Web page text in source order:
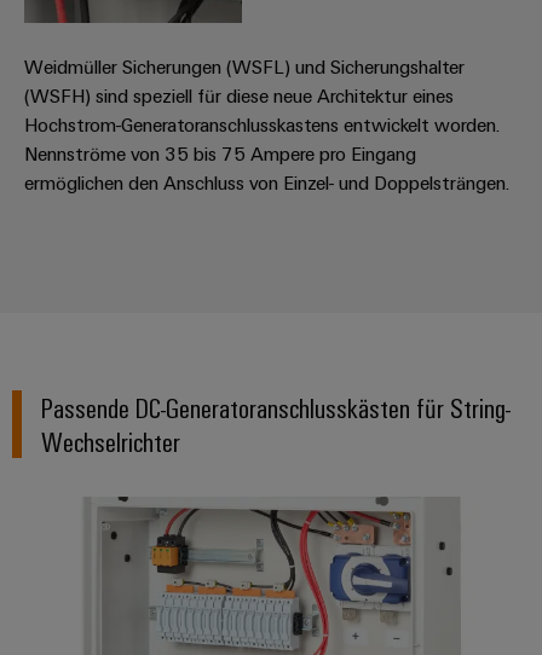
Weidmüller Sicherungen (WSFL) und Sicherungshalter
(WSFH) sind speziell für diese neue Architektur eines
Hochstrom-Generatoranschlusskastens entwickelt worden.
Nennströme von 35 bis 75 Ampere pro Eingang
ermöglichen den Anschluss von Einzel- und Doppelsträngen.
Passende DC-Generatoranschlusskästen für String-
Wechselrichter